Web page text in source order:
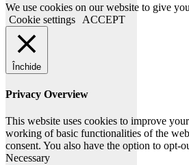
We use cookies on our website to give
Cookie settings
ACCEPT
Închide
Privacy Overview
This website uses cookies to improve
working of basic functionalities of the
consent. You also have the option to opt-
Necessary